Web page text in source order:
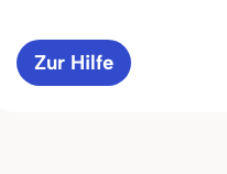
Zur Hilfe